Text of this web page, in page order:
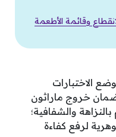
وقائمة الأطعمة
الاختبارات
خروج ماراثون
بشكل يتسم بالنزاهة والشفافية؛
لرفع كفاءة